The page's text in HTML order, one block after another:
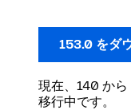
153.0 をダ
現在、140 から
移行中です。